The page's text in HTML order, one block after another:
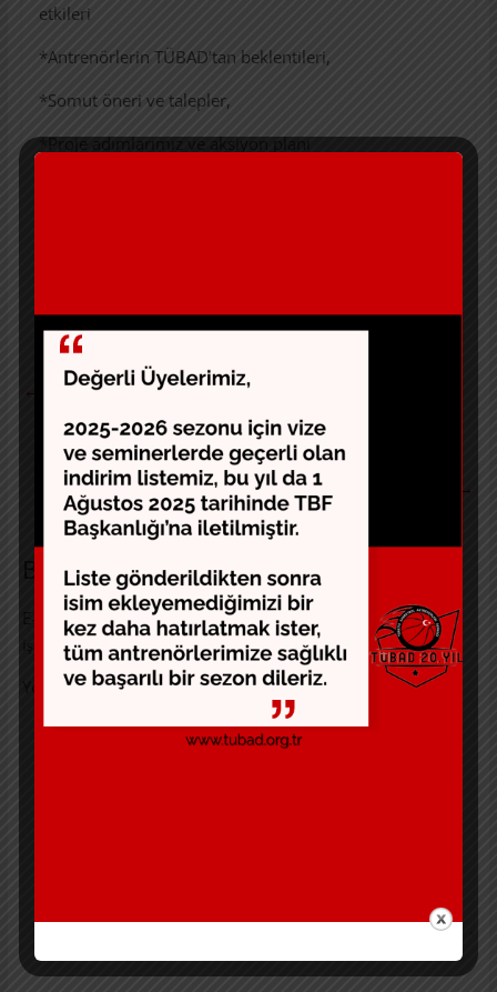
etkileri
*Antrenörlerin TÜBAD’tan beklentileri,
*Somut öneri ve talepler,
*Proje adımlarımız ve aksiyon planı
← TÜM ANTRENÖRLERİ DAVET EDİYORUZ!
Türkiye Elit Şutörün Peşinde (1) →
Bir yanıt yazın
E-posta adresiniz yayınlanmayacak. Gerekli alanlar*ile
işaretlenmişlerdir
Yorum*